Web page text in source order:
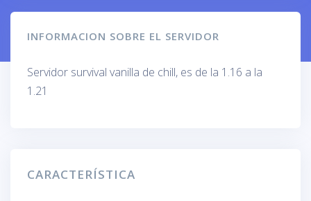
INFORMACION SOBRE EL SERVIDOR
Servidor survival vanilla de chill, es de la 1.16 a la
1.21
CARACTERÍSTICA